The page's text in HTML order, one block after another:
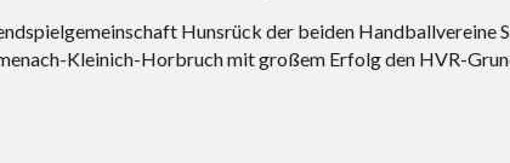
Hunsrück der beiden Handballvereine
Kleinich-Horbruch mit großem Erfolg den HVR-